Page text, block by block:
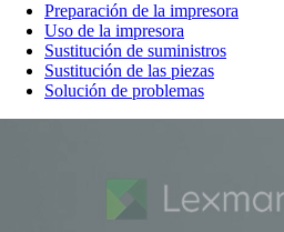
Preparación de la impresora
Uso de la impresora
Sustitución de suministros
Sustitución de las piezas
Solución de problemas